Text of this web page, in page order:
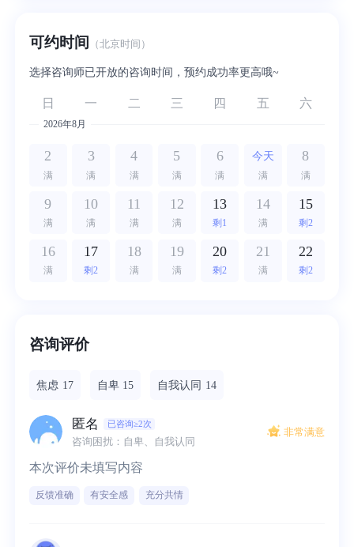
可约时间 （北京时间）
选择咨询师已开放的咨询时间，预约成功率更高哦~
日 一 二 三 四 五 六
2026年8月
2
满
3
满
4
满
5
满
6
满
今天
满
8
满
9
满
10
满
11
满
12
满
13
剩1
14
满
15
剩2
16
满
17
剩2
18
满
19
满
20
剩2
21
满
22
剩2
咨询评价
焦虑 17 自卑 15 自我认同 14
匿名 已咨询≥2次
咨询困扰：自卑、自我认同
非常满意
本次评价未填写内容
反馈准确 有安全感 充分共情